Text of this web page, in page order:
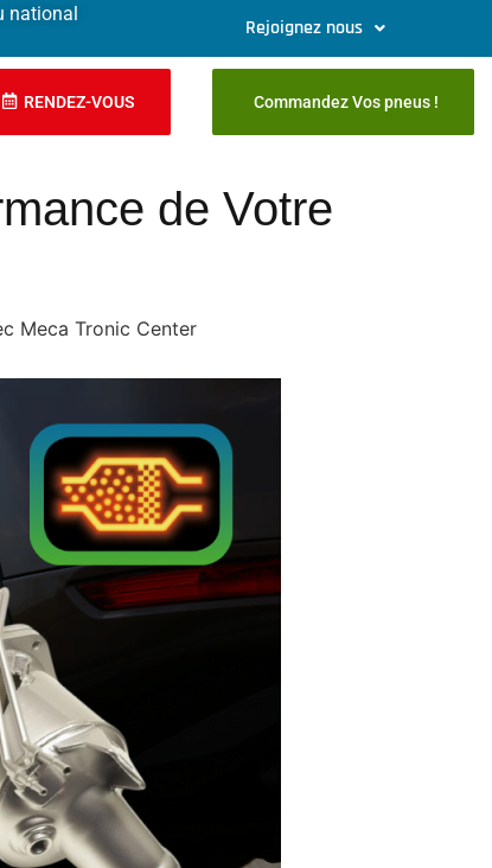
national
Rejoignez nous
RENDEZ-VOUS Commandez Vos pneus !
de Votre
Meca Tronic Center